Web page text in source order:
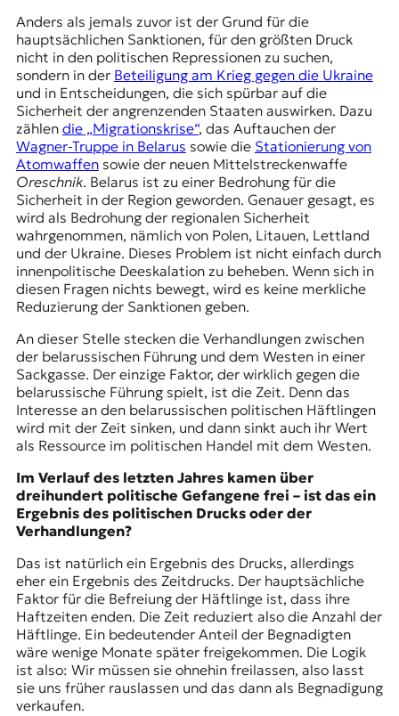
Anders als jemals zuvor ist der Grund für die
hauptsächlichen Sanktionen, für den größten Druck
nicht in den politischen Repressionen zu suchen,
sondern in der Beteiligung am Krieg gegen die Ukraine
und in Entscheidungen, die sich spürbar auf die
Sicherheit der angrenzenden Staaten auswirken. Dazu
zählen die „Migrationskrise“, das Auftauchen der
Wagner-Truppe in Belarus sowie die Stationierung von
Atomwaffensowie der neuen Mittelstreckenwaffe
Oreschnik. Belarus ist zu einer Bedrohung für die
Sicherheit in der Region geworden. Genauer gesagt, es
wird als Bedrohung der regionalen Sicherheit
wahrgenommen, nämlich von Polen, Litauen, Lettland
und der Ukraine. Dieses Problem ist nicht einfach durch
innenpolitische Deeskalation zu beheben. Wenn sich in
diesen Fragen nichts bewegt, wird es keine merkliche
Reduzierung der Sanktionen geben.
An dieser Stelle stecken die Verhandlungen zwischen
der belarussischen Führung und dem Westen in einer
Sackgasse. Der einzige Faktor, der wirklich gegen die
belarussische Führung spielt, ist die Zeit. Denn das
Interesse an den belarussischen politischen Häftlingen
wird mit der Zeit sinken, und dann sinkt auch ihr Wert
als Ressource im politischen Handel mit dem Westen.
Im Verlauf des letzten Jahres kamen über
dreihundert politische Gefangene frei – ist das ein
Ergebnis des politischen Drucks oder der
Verhandlungen?
Das ist natürlich ein Ergebnis des Drucks, allerdings
eher ein Ergebnis des Zeitdrucks. Der hauptsächliche
Faktor für die Befreiung der Häftlinge ist, dass ihre
Haftzeiten enden. Die Zeit reduziert also die Anzahl der
Häftlinge. Ein bedeutender Anteil der Begnadigten
wäre wenige Monate später freigekommen. Die Logik
ist also: Wir müssen sie ohnehin freilassen, also lasst
sie uns früher rauslassen und das dann als Begnadigung
verkaufen.